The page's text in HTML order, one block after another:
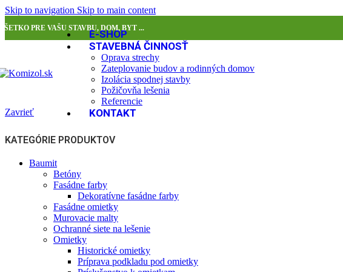
Skip to navigation Skip to main content
PRE VAŠU STAVBU, DOM, BYT ...
E-SHOP
STAVEBNÁ ČINNOSŤ
Oprava strechy
Zateplovanie budov a rodinných domov
Izolácia spodnej stavby
Požičovňa lešenia
Referencie
KONTAKT
Zavrieť
KATEGÓRIE PRODUKTOV
Baumit
Betóny
Fasádne farby
Dekoratívne fasádne farby
Fasádne omietky
Murovacie malty
Ochranné siete na lešenie
Omietky
Historické omietky
Príprava podkladu pod omietky